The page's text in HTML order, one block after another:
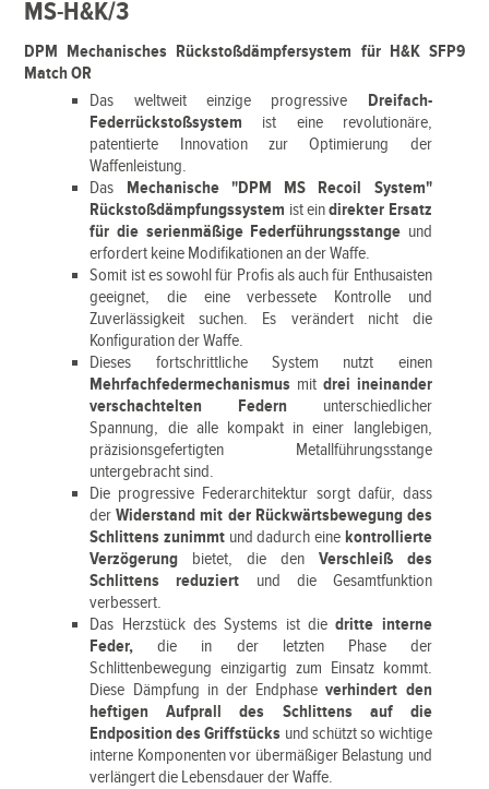
MS-H&K/3
DPM Mechanisches Rückstoßdämpfersystem für H&K SFP9
Match OR
Das weltweit einzige progressive Dreifach-
Federrückstoßsystem ist eine revolutionäre,
patentierte Innovation zur Optimierung der
Waffenleistung.
Das Mechanische "DPM MS Recoil System"
Rückstoßdämpfungssystem ist eindirekter Ersatz
für die serienmäßige Federführungsstange und
erfordert keine Modifikationen an der Waffe.
Somit ist es sowohl für Profis als auch für Enthusaisten
geeignet, die eine verbessete Kontrolle und
Zuverlässigkeit suchen. Es verändert nicht die
Konfiguration der Waffe.
Dieses fortschrittliche System nutzt einen
Mehrfachfedermechanismus mit drei ineinander
verschachtelten Federn unterschiedlicher
Spannung, die alle kompakt in einer langlebigen,
präzisionsgefertigten Metallführungsstange
untergebracht sind.
Die progressive Federarchitektur sorgt dafür, dass
derWiderstand mit der Rückwärtsbewegung des
Schlittens zunimmt und dadurch eine kontrollierte
Verzögerung bietet, die den Verschleiß des
Schlittens reduziert und die Gesamtfunktion
verbessert.
Das Herzstück des Systems ist diedritte interne
Feder, die in der letzten Phase der
Schlittenbewegung einzigartig zum Einsatz kommt.
Diese Dämpfung in der Endphaseverhindert den
heftigen Aufprall des Schlittens auf die
Endposition des Griffstücks und schützt so wichtige
interne Komponenten vor übermäßiger Belastung und
verlängert die Lebensdauer der Waffe.